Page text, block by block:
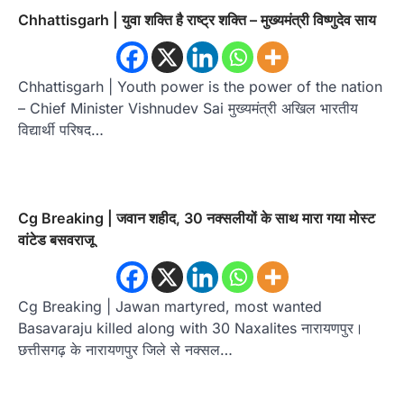
Chhattisgarh | युवा शक्ति है राष्ट्र शक्ति – मुख्यमंत्री विष्णुदेव साय
Chhattisgarh | Youth power is the power of the nation
– Chief Minister Vishnudev Sai मुख्यमंत्री अखिल भारतीय
विद्यार्थी परिषद…
Cg Breaking | जवान शहीद, 30 नक्सलीयों के साथ मारा गया मोस्ट
वांटेड बसवराजू
Cg Breaking | Jawan martyred, most wanted
Basavaraju killed along with 30 Naxalites नारायणपुर।
छत्तीसगढ़ के नारायणपुर जिले से नक्सल…